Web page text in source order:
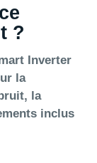
?
Inverter
la
la
inclus